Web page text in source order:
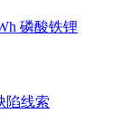
磷酸铁锂
陷线索